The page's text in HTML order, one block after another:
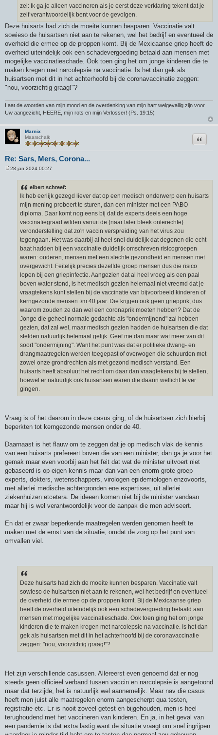
zei: Ik ga je alleen vaccineren als je eerst deze verklaring tekent dat je
zelf verantwoordelijk bent voor de gevolgen.
Deze huisarts had zich de moeite kunnen besparen. Vaccinatie valt
sowieso de huisartsen niet aan te rekenen, wel het bedrijf en eventueel de
overheid die ermee op de proppen komt. Bij de Mexicaanse griep heeft de
overheid uiteindelijk ook een schadevergoeding betaald aan mensen met
mogelijke vaccinatieschade. Ook toen ging het om jonge kinderen die te
maken kregen met narcolepsie na vaccinatie. Is het dan gek als
huisartsen met dit in het achterhoofd bij de coronavaccinatie zeggen:
"nou, voorzichtig graag!"?
Laat de woorden van mijn mond en de overdenking van mijn hart welgevallig zijn voor
Uw aangezicht, HEERE, mijn rots en mijn Verlosser! (Ps. 19:15)
Marnix
Maarschalk
Re: Sars, Mers, Corona...
Citeer
28 jan 2024 00:27
elbert schreef:
Ik heb eerlijk gezegd liever dat op een medisch onderwerp een huisarts
mijn mening probeert te sturen, dan een minister met een PABO
diploma. Daar komt nog eens bij dat de experts deels een hoge
vaccinatiegraad wilden vanuit de (naar later bleek onterechte)
veronderstelling dat zo'n vaccin verspreiding van het virus zou
tegengaan. Het was daarbij al heel snel duidelijk dat degenen die echt
baat hadden bij een vaccinatie duidelijk omschreven risicogroepen
waren: ouderen, mensen met een slechte gezondheid en mensen met
overgewicht. Feitelijk precies dezelfde groep mensen dus die risico
lopen bij een griepinfectie. Aangezien dat al heel vroeg als een paal
boven water stond, is het medisch gezien helemaal niet vreemd dat je
vraagtekens kunt stellen bij de vaccinatie van bijvoorbeeld kinderen of
kerngezonde mensen t/m 40 jaar. Die krijgen ook geen griepprik, dus
waarom zouden ze dan wel een coronaprik moeten hebben? Dat de
Jonge die geheel normale gedachte als "ondermijnend" zal hebben
gezien, dat zal wel, maar medisch gezien hadden de huisartsen die dat
stelden natuurlijk helemaal gelijk. Geef me dan maar wat meer van dit
soort "ondermijning". Want het punt was dat er politieke dwang- en
drangmaatregelen werden toegepast of overwogen die schuurden met
zowel onze grondrechten als met gezond medisch verstand. Een
huisarts heeft absoluut het recht om daar dan vraagtekens bij te stellen,
hoewel er natuurlijk ook huisartsen waren die daarin wellicht te ver
gingen.
Vraag is of het daarom in deze casus ging, of de huisartsen zich hierbij
beperkten tot kerngezonde mensen onder de 40.
Daarnaast is het flauw om te zeggen dat je op medisch vlak de kennis
van een huisarts prefereert boven die van een minister, dan ga je voor het
gemak maar even voorbij aan het feit dat wat de minister uitvoert niet
gebaseerd is op eigen kennis maar dan van een enorm grote groep
experts, dokters, wetenschappers, virologen epidemiologen enzovoorts,
met allerlei medische achtergronden ene expertises, uit allerlei
ziekenhuizen etcetera. De ideeen komen niet bij de minister vandaan
maar hij is wel verantwoordelijk voor de aanpak die men adviseert.
En dat er zwaar beperkende maatregelen werden genomen heeft te
maken met de ernst van de situatie, omdat de zorg op het punt van
omvallen viel.
Deze huisarts had zich de moeite kunnen besparen. Vaccinatie valt
sowieso de huisartsen niet aan te rekenen, wel het bedrijf en eventueel
de overheid die ermee op de proppen komt. Bij de Mexicaanse griep
heeft de overheid uiteindelijk ook een schadevergoeding betaald aan
mensen met mogelijke vaccinatieschade. Ook toen ging het om jonge
kinderen die te maken kregen met narcolepsie na vaccinatie. Is het dan
gek als huisartsen met dit in het achterhoofd bij de coronavaccinatie
zeggen: "nou, voorzichtig graag!"?
Het zijn verschillende casussen. Allereerst even genoemd dat er nog
steeds geen officieel verband tussen vaccin en narcolepsie is aangetoond
maar dat terzijde, het is natuurlijk wel aannemelijk. Maar nav die casus
heeft men juist alle maatregelen enorm aangescherpt qua testen,
registratie etc. Er is nooit zoveel getest en bijgehouden, men is heel
terughoudend met het vaccineren van kinderen. En ja, in het geval van
een pandemie is dat extra lastig want de situatie vraagt om snel ingrijpen